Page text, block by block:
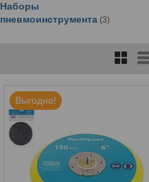
Наборы
пневмоинструмента 3
Выгодно!